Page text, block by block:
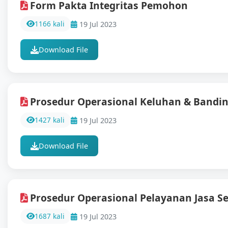
Form Pakta Integritas Pemohon
1166 kali 19 Jul 2023
Download File
Prosedur Operasional Keluhan &
1427 kali 19 Jul 2023
Download File
Prosedur Operasional Pelayanan Jasa
1687 kali 19 Jul 2023